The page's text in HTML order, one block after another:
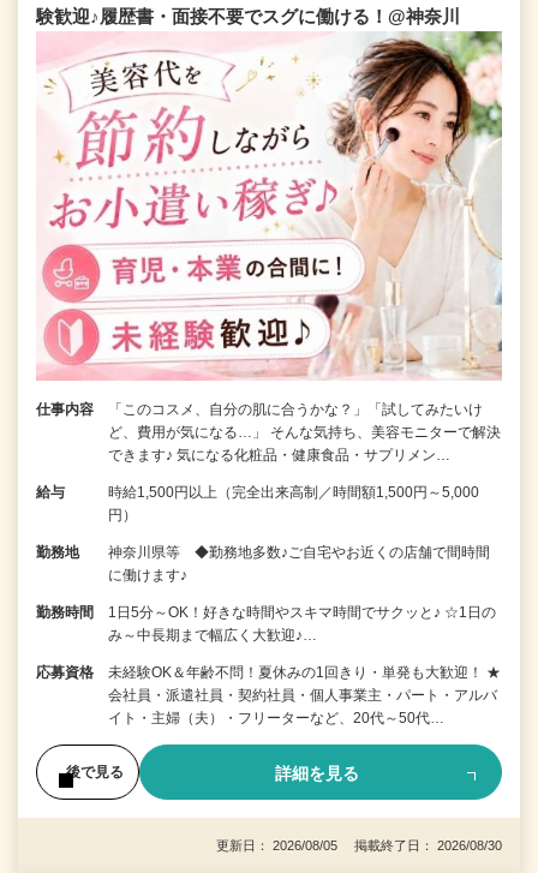
験歓迎♪履歴書・面接不要でスグに働ける！@神奈川
仕事内容
「このコスメ、自分の肌に合うかな？」「試してみたいけ
ど、費用が気になる…」 そんな気持ち、美容モニターで解決
できます♪ 気になる化粧品・健康食品・サプリメン…
給与
時給1,500円以上（完全出来高制／時間額1,500円～5,000
円）
勤務地
神奈川県等 ◆勤務地多数♪ご自宅やお近くの店舗で間時間
に働けます♪
勤務時間
1日5分～OK！好きな時間やスキマ時間でサクッと♪ ☆1日の
み～中長期まで幅広く大歓迎♪…
応募資格
未経験OK＆年齢不問！夏休みの1回きり・単発も大歓迎！ ★
会社員・派遣社員・契約社員・個人事業主・パート・アルバ
イト・主婦（夫）・フリーターなど、20代～50代…
後で見る 詳細を見る
更新日： 2026/08/05 掲載終了日： 2026/08/30